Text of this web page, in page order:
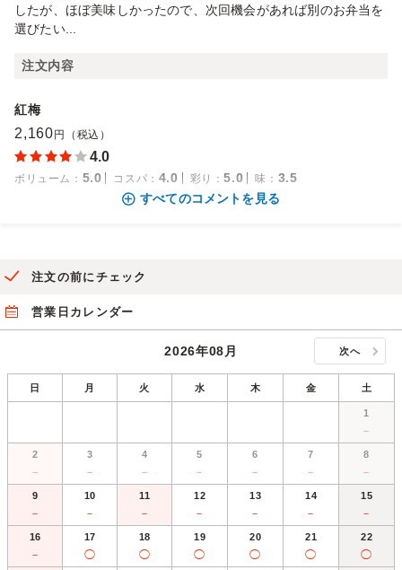
したが、ほぼ美味しかったので、次回機会があれば別のお弁当を
選びたい...
注文内容
紅梅
2,160 円（税込）
4.0
ボリューム ： 5.0 コスパ ： 4.0 彩り ：5.0 味 ： 3.5
すべてのコメントを見る
注文の前にチェック
営業日カレンダー
2026年08月 次へ
日 月 火 水 木 金 土
1
－
2
－
3
－
4
－
5
－
6
－
7
－
8
－
9
－
10
－
11
－
12
－
13
－
14
－
15
－
16
－
17
◯
18
◯
19
◯
20
◯
21
◯
22
◯